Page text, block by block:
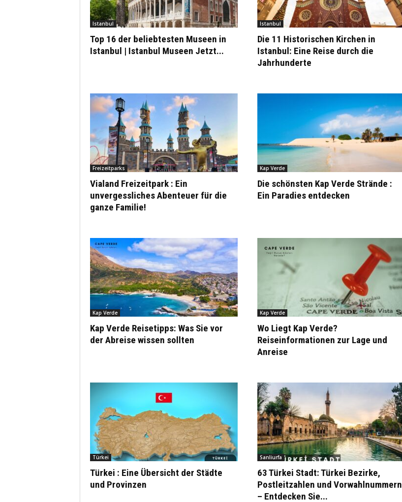
Istanbul
Top 16 der beliebtesten Museen in
Istanbul | Istanbul Museen Jetzt...
Istanbul
Die 11 Historischen Kirchen in
Istanbul: Eine Reise durch die
Jahrhunderte
Freizeitparks
Vialand Freizeitpark : Ein
unvergessliches Abenteuer für die
ganze Familie!
Kap Verde
Die schönsten Kap Verde Strände :
Ein Paradies entdecken
Kap Verde
Kap Verde Reisetipps: Was Sie vor
der Abreise wissen sollten
Kap Verde
Wo Liegt Kap Verde?
Reiseinformationen zur Lage und
Anreise
Türkei
Türkei : Eine Übersicht der Städte
und Provinzen
Sanliurfa
63 Türkei Stadt: Türkei Bezirke,
Postleitzahlen und Vorwahlnummern
– Entdecken Sie...